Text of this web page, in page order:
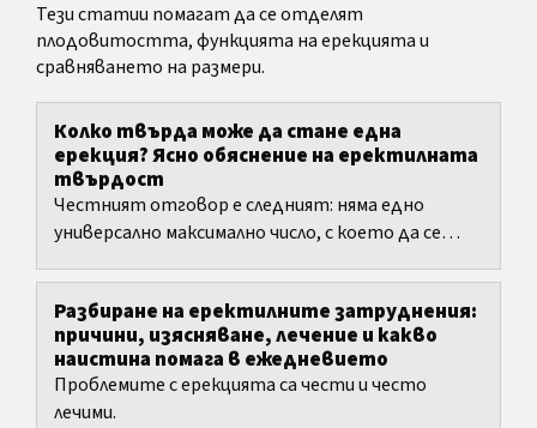
Тези статии помагат да се отделят
плодовитостта, функцията на ерекцията и
сравняването на размери.
Колко твърда може да стане една
ерекция? Ясно обяснение на еректилната
твърдост
Честният отговор е следният: няма едно
универсално максимално число, с което да се
Разбиране на еректилните затруднения:
причини, изясняване, лечение и какво
наистина помага в ежедневието
Проблемите с ерекцията са чести и често
лечими.